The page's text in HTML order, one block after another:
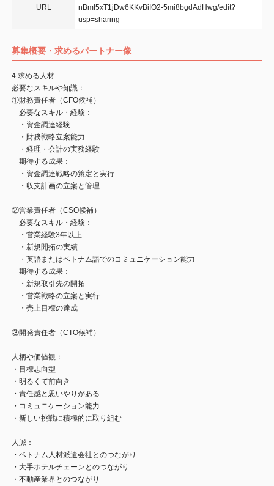
URL
nBmI5xT1jDw6KKvBiIO2-5mi8bgdAdHwg/edit?
usp=sharing
募集概要・求めるパートナー像
4.求める人材
必要なスキルや知識：
①財務責任者（CFO候補）
必要なスキル・経験：
・資金調達経験
・財務戦略立案能力
・経理・会計の実務経験
期待する成果：
・資金調達戦略の策定と実行
・収支計画の立案と管理
②営業責任者（CSO候補）
必要なスキル・経験：
・営業経験3年以上
・新規開拓の実績
・英語またはベトナム語でのコミュニケーション能力
期待する成果：
・新規取引先の開拓
・営業戦略の立案と実行
・売上目標の達成
③開発責任者（CTO候補）
人柄や価値観：
・目標志向型
・明るくて前向き
・責任感と思いやりがある
・コミュニケーション能力
・新しい挑戦に積極的に取り組む
人脈：
・ベトナム人材派遣会社とのつながり
・大手ホテルチェーンとのつながり
・不動産業界とのつながり